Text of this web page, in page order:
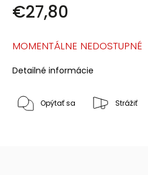
€27,80
MOMENTÁLNE NEDOSTUPNÉ
Detailné informácie
Opýtať sa Strážiť